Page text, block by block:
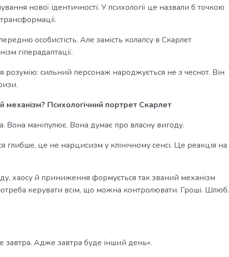
нової ідентичності. У психології це назвали б точкою
особистість. Але замість колапсу в Скарлет
гіперадаптації.
розумію: сильний персонаж народжується не з чеснот. Він
механізм? Психологічний портрет Скарлет
Вона маніпулює. Вона думає про власну вигоду.
глибше, це не нарцисизм у клінічному сенсі. Це реакція на
хаосу й приниження формується так званий механізм
керувати всім, що можна контролювати. Гроші. Шлюб.
завтра. Адже завтра буде інший день».